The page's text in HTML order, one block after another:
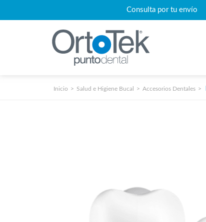
Consulta por tu envío
Inicio Salud e Higiene Bucal Accesorios Dentales